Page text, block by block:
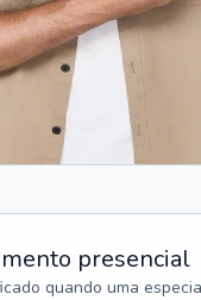
presencial
quando uma